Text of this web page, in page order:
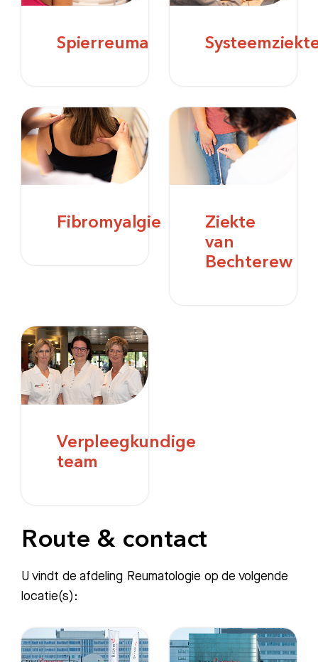
Spierreuma
Fibromyalgie
Ziekte
van
Bechterew
Verpleegkundige
team
Route & contact
U vindt de afdeling Reumatologie op de volgende
locatie(s):